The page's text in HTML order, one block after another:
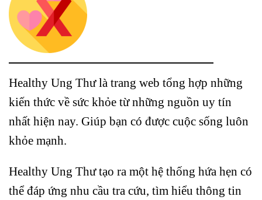
Healthy Ung Thư là trang web tổng hợp những
kiến thức về sức khỏe từ những nguồn uy tín
nhất hiện nay. Giúp bạn có được cuộc sống luôn
khỏe mạnh.
Healthy Ung Thư tạo ra một hệ thống hứa hẹn có
thể đáp ứng nhu cầu tra cứu, tìm hiểu thông tin